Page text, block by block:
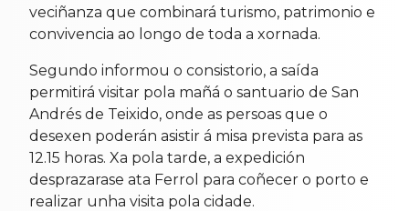
veciñanza que combinará turismo, patrimonio e
convivencia ao longo de toda a xornada.
Segundo informou o consistorio, a saída
permitirá visitar pola mañá o santuario de San
Andrés de Teixido, onde as persoas que o
desexen poderán asistir á misa prevista para as
12.15 horas. Xa pola tarde, a expedición
desprazarase ata Ferrol para coñecer o porto e
realizar unha visita pola cidade.